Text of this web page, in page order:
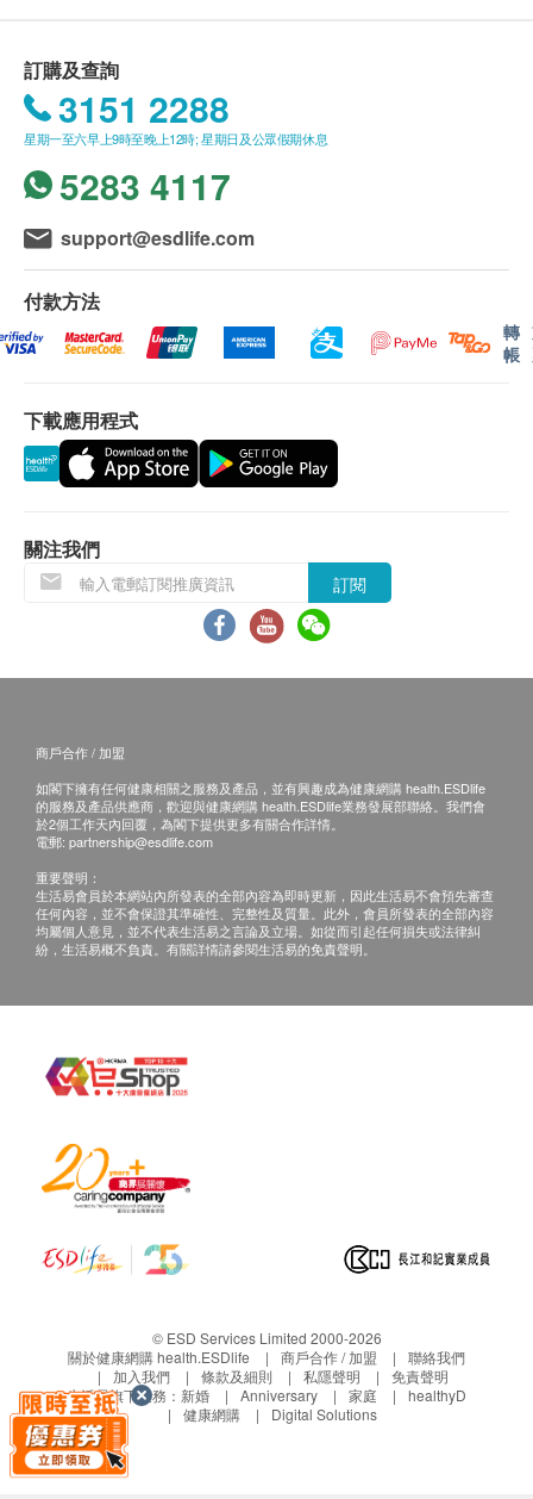
蘋果果膠：屬於水溶性纖維，可增加飽足感、促進
腸道蠕動，幫助消化。使排便順暢、改變細菌叢生
態；幫助維持消化道機能；增加飽足感同時有助於
防止血糖濃度升高。
靈芝多醣體：調整生理機能，提升人體自然防禦系
統，增加抵抗感染病之力，幫助維持健康。調整體
質；滋補強身；增強體力。
產品已取得SGS食品實驗室測試報告
❌未驗出農藥殘留
❌未驗出防腐劑
服用方法
12歲或40公斤以下孩童餐前飲用1/3包，每天1/3 -1
包。
*每包以室溫300毫升常溫水加入搖勻/攪拌10至15秒
鈉澱粉、蘋果濃縮汁、檸檬濃縮汁、檸檬酸、香料、
檸檬酸鈉)、果糖粉、燕麥粉、凍乾蘋果丁、蘋果果膠
(果膠、砂糖)、關華豆膠、二氧化矽、靈芝菌絲體發
酵液乾燥粉末、維生素C、乳酸菌[麥芽糊精、乳酸菌
(植物乳桿菌、副乾酪乳桿菌、乳雙歧桿菌)、微結晶
狀a-纖維素]、蒟蒻粉。
本產品含果膠成分,飲用時有微細植物纖維掛壁為
搖動均勻後使用。
食用後如有不適,請停止使用並諮詢醫師。
注意: 本產品含麩質之穀物及其製品
保存方法: 請存放於陰涼乾燥處
訂購及查詢
3151 2288
星期一至六早上9時至晚上12時; 星期日及公眾假期休息
5283 4117
support@esdlife.com
付款方法
轉
帳
下載應用程式
關注我們
訂閱
商戶合作 / 加盟
如閣下擁有任何健康相關之服務及產品，並有興趣成為健康網購 health.ESDlife
的服務及產品供應商，歡迎與健康網購 health.ESDlife業務發展部聯絡。我們會
於2個工作天內回覆，為閣下提供更多有關合作詳情。
電郵: partnership@esdlife.com
重要聲明：
生活易會員於本網站內所發表的全部內容為即時更新，因此生活易不會預先審查
任何內容，並不會保證其準確性、完整性及質量。此外，會員所發表的全部內容
均屬個人意見，並不代表生活易之言論及立場。如從而引起任何損失或法律糾
紛，生活易概不負責。有關詳情請參閱生活易的免責聲明。
© ESD Services Limited 2000-2026
關於健康網購 health.ESDlife
商戶合作 / 加盟
聯絡我們
加入我們
條款及細則 私隱聲明
免責聲明
生活易旗下業務： 新婚 Anniversary 家庭
healthyD
健康網購
Digital Solutions